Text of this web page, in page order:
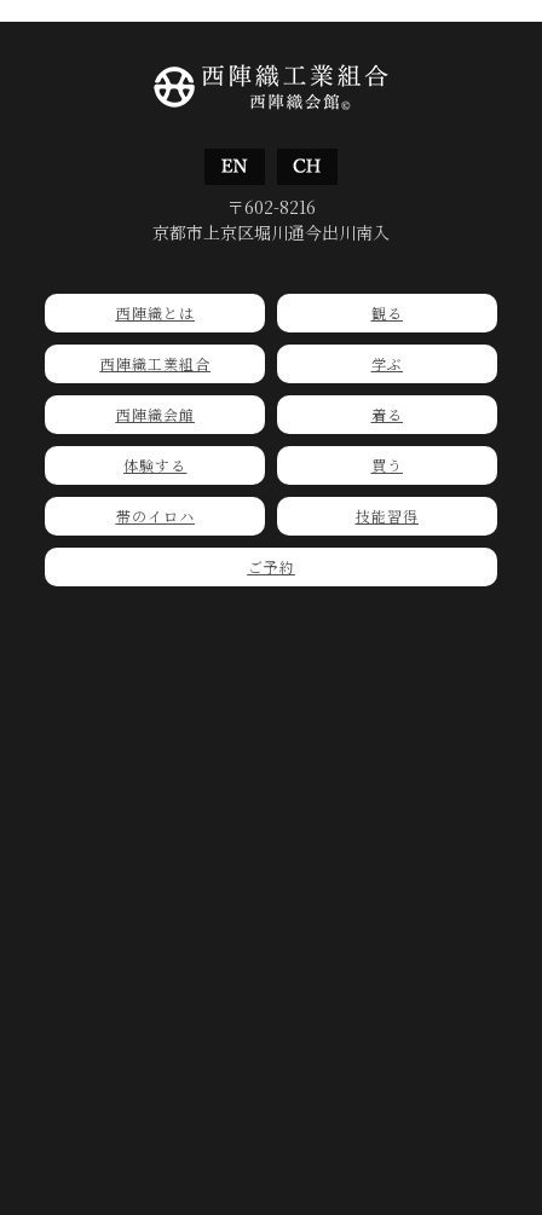
〒602-8216
京都市上京区堀川通今出川南入
西陣織とは 観る
西陣織工業組合 学ぶ
西陣織会館 着る
体験する 買う
帯のイロハ 技能習得
ご予約